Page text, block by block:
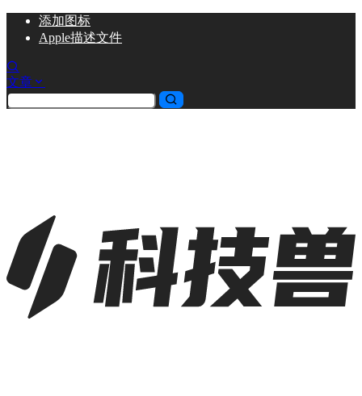
添加图标
Apple描述文件
文章